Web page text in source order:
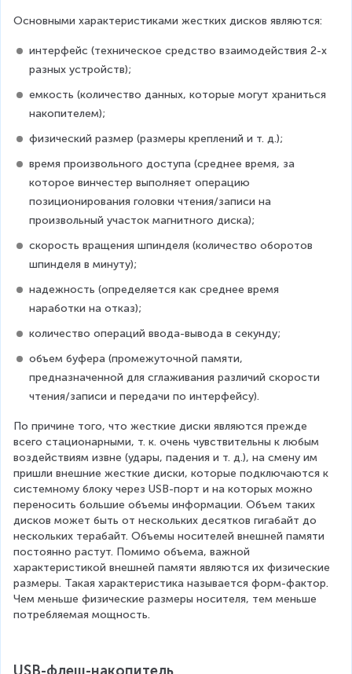
Основными характеристиками жестких дисков являются:
интерфейс (техническое средство взаимодействия 2-х
разных устройств);
емкость (количество данных, которые могут храниться
накопителем);
физический размер (размеры креплений и т. д.);
время произвольного доступа (среднее время, за
которое винчестер выполняет операцию
позиционирования головки чтения/записи на
произвольный участок магнитного диска);
скорость вращения шпинделя (количество оборотов
шпинделя в минуту);
надежность (определяется как среднее время
наработки на отказ);
количество операций ввода-вывода в секунду;
объем буфера (промежуточной памяти,
предназначенной для сглаживания различий скорости
чтения/записи и передачи по интерфейсу).
По причине того, что жесткие диски являются прежде
всего стационарными, т. к. очень чувствительны к любым
воздействиям извне (удары, падения и т. д.), на смену им
пришли внешние жесткие диски, которые подключаются к
системному блоку через USB-порт и на которых можно
переносить большие объемы информации. Объем таких
дисков может быть от нескольких десятков гигабайт до
нескольких терабайт. Объемы носителей внешней памяти
постоянно растут. Помимо объема, важной
характеристикой внешней памяти являются их физические
размеры. Такая характеристика называется форм-фактор.
Чем меньше физические размеры носителя, тем меньше
потребляемая мощность.